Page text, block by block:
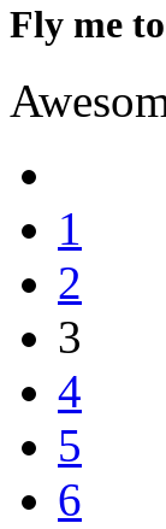
Fly me
1
2
3
4
5
6